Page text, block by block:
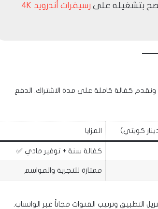
بتشغيله على رسيفرات أندرويد 4K
كفالة كاملة على مدة الاشتراك. الدفع
كويتي) المزايا
كفالة سنة + توفير مادي ✅
ممتازة للتجربة والمواسم
وترتيب القنوات مجاناً عبر الواتساب.